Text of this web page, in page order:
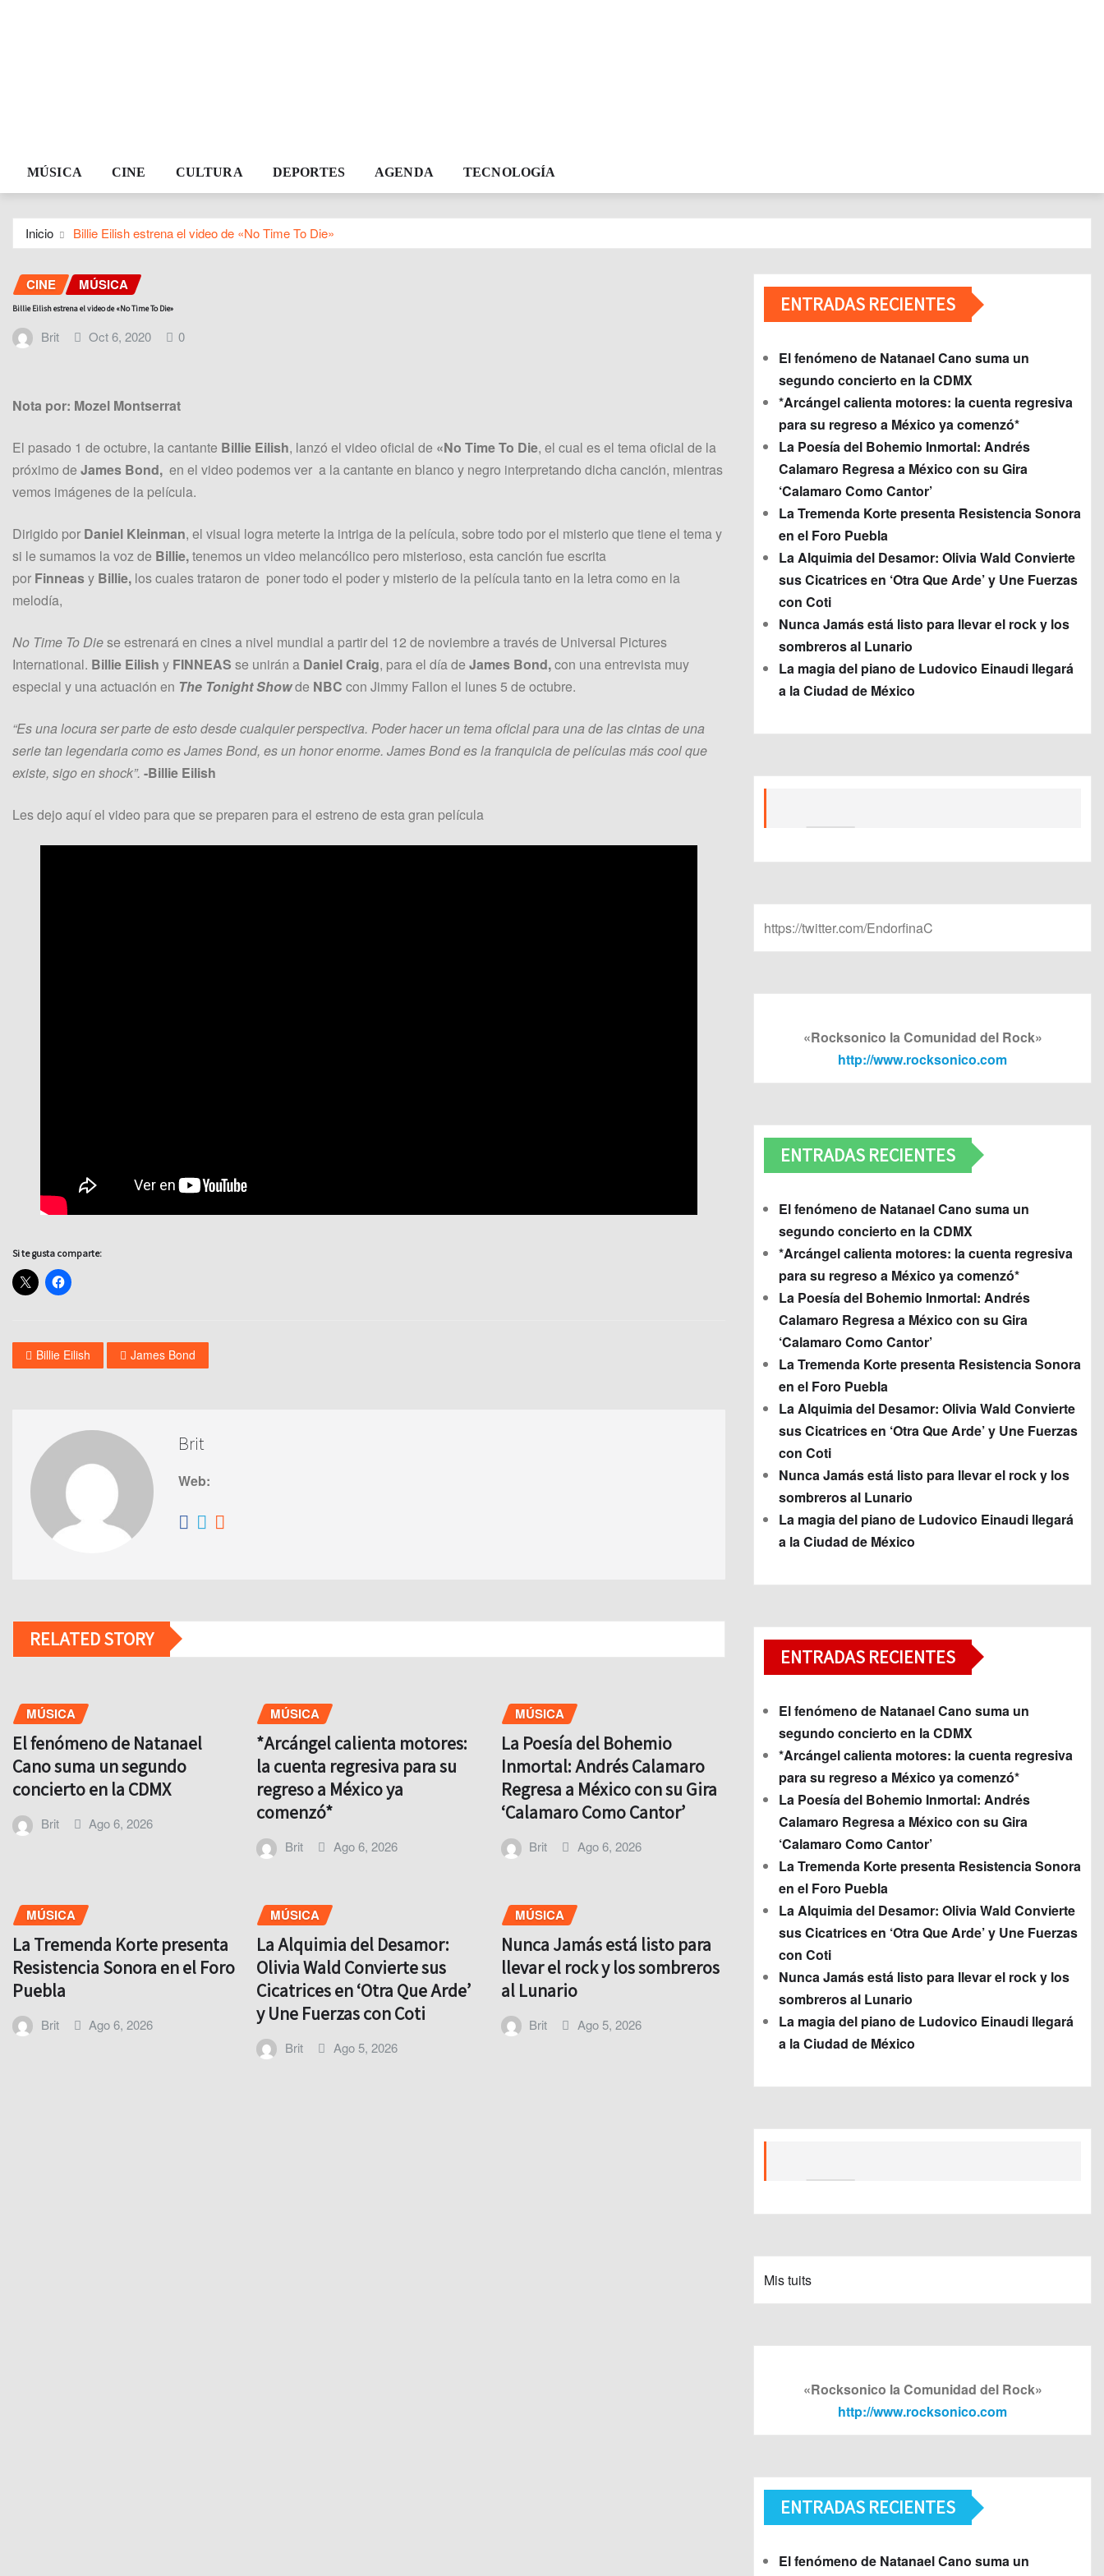
MÚSICA CINE CULTURA DEPORTES AGENDA TECNOLOGÍA
Inicio Billie Eilish estrena el video de «No Time To Die»
CINE MÚSICA
Billie Eilish estrena el video de «No Time To Die»
Brit Oct 6, 2020 0
Nota por: Mozel Montserrat
El pasado 1 de octubre, la cantante Billie Eilish, lanzó el video oficial de «No Time To Die, el cual es el tema oficial de la
próximo de James Bond, en el video podemos ver a la cantante en blanco y negro interpretando dicha canción, mientras
vemos imágenes de la película.
Dirigido por Daniel Kleinman, el visual logra meterte la intriga de la película, sobre todo por el misterio que tiene el tema y
si le sumamos la voz de Billie,tenemos un video melancólico pero misterioso, esta canción fue escrita
por Finneasy Billie, los cuales trataron de poner todo el poder y misterio de la película tanto en la letra como en la
melodía,
No Time To Diese estrenará en cines a nivel mundial a partir del 12 de noviembre a través de Universal Pictures
International. Billie Eilish y FINNEAS se unirán a Daniel Craig, para el día de James Bond,con una entrevista muy
especial y una actuación en The Tonight Showde NBC con Jimmy Fallon el lunes 5 de octubre.
“Es una locura ser parte de esto desde cualquier perspectiva. Poder hacer un tema oficial para una de las cintas de una
serie tan legendaria como es James Bond, es un honor enorme. James Bond es la franquicia de películas más cool que
existe, sigo en shock”. -Billie Eilish
Les dejo aquí el video para que se preparen para el estreno de esta gran película
Si te gusta comparte:
Billie Eilish James Bond
Brit
Web:
RELATED STORY
MÚSICA
El fenómeno de Natanael
Cano suma un segundo
concierto en la CDMX
Brit Ago 6, 2026
MÚSICA
*Arcángel calienta motores:
la cuenta regresiva para su
regreso a México ya
comenzó*
Brit Ago 6, 2026
MÚSICA
La Poesía del Bohemio
Inmortal: Andrés Calamaro
Regresa a México con su Gira
‘Calamaro Como Cantor’
Brit Ago 6, 2026
MÚSICA
La Tremenda Korte presenta
Resistencia Sonora en el Foro
Puebla
Brit Ago 6, 2026
MÚSICA
La Alquimia del Desamor:
Olivia Wald Convierte sus
Cicatrices en ‘Otra Que Arde’
y Une Fuerzas con Coti
Brit Ago 5, 2026
MÚSICA
Nunca Jamás está listo para
llevar el rock y los sombreros
al Lunario
Brit Ago 5, 2026
ENTRADAS RECIENTES
El fenómeno de Natanael Cano suma un
segundo concierto en la CDMX
*Arcángel calienta motores: la cuenta regresiva
para su regreso a México ya comenzó*
La Poesía del Bohemio Inmortal: Andrés
Calamaro Regresa a México con su Gira
‘Calamaro Como Cantor’
La Tremenda Korte presenta Resistencia Sonora
en el Foro Puebla
La Alquimia del Desamor: Olivia Wald Convierte
sus Cicatrices en ‘Otra Que Arde’ y Une Fuerzas
con Coti
Nunca Jamás está listo para llevar el rock y los
sombreros al Lunario
La magia del piano de Ludovico Einaudi llegará
a la Ciudad de México
https://twitter.com/EndorfinaC
«Rocksonico la Comunidad del Rock»
http://www.rocksonico.com
ENTRADAS RECIENTES
El fenómeno de Natanael Cano suma un
segundo concierto en la CDMX
*Arcángel calienta motores: la cuenta regresiva
para su regreso a México ya comenzó*
La Poesía del Bohemio Inmortal: Andrés
Calamaro Regresa a México con su Gira
‘Calamaro Como Cantor’
La Tremenda Korte presenta Resistencia Sonora
en el Foro Puebla
La Alquimia del Desamor: Olivia Wald Convierte
sus Cicatrices en ‘Otra Que Arde’ y Une Fuerzas
con Coti
Nunca Jamás está listo para llevar el rock y los
sombreros al Lunario
La magia del piano de Ludovico Einaudi llegará
a la Ciudad de México
ENTRADAS RECIENTES
El fenómeno de Natanael Cano suma un
segundo concierto en la CDMX
*Arcángel calienta motores: la cuenta regresiva
para su regreso a México ya comenzó*
La Poesía del Bohemio Inmortal: Andrés
Calamaro Regresa a México con su Gira
‘Calamaro Como Cantor’
La Tremenda Korte presenta Resistencia Sonora
en el Foro Puebla
La Alquimia del Desamor: Olivia Wald Convierte
sus Cicatrices en ‘Otra Que Arde’ y Une Fuerzas
con Coti
Nunca Jamás está listo para llevar el rock y los
sombreros al Lunario
La magia del piano de Ludovico Einaudi llegará
a la Ciudad de México
Mis tuits
«Rocksonico la Comunidad del Rock»
http://www.rocksonico.com
ENTRADAS RECIENTES
El fenómeno de Natanael Cano suma un